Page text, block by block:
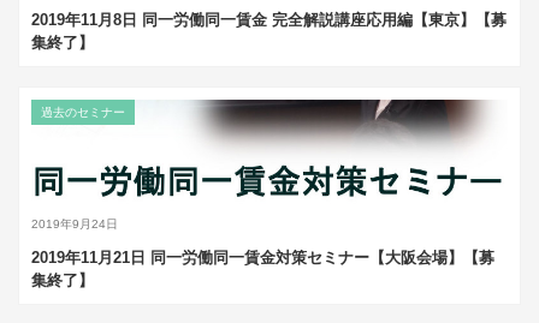
2019年11月8日 同一労働同一賃金 完全解説講座応用編【東京】【募
集終了】
2019年9月24日
過去のセミナー
2019年11月21日 同一労働同一賃金対策セミナー【大阪会場】【募
集終了】